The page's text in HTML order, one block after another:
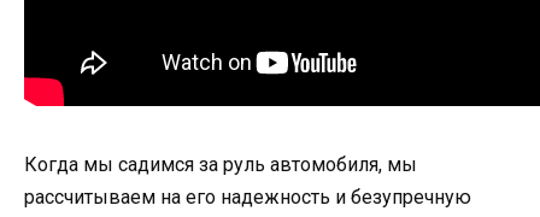
Когда мы садимся за руль автомобиля, мы
рассчитываем на его надежность и безупречную